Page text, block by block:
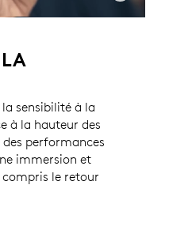
sensibilité à la
à la hauteur des
performances
immersion et
le retour